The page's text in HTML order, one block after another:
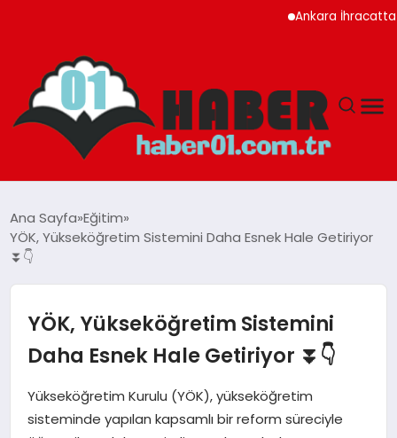
Ankara İhracatta
ADANA
MAGAZIN
EĞITIM
Ana Sayfa Eğitim
YÖK, Yükseköğretim Sistemini Daha Esnek Hale Getiriyor
⏬👇
YÖK, Yükseköğretim Sistemini
Daha Esnek Hale Getiriyor ⏬👇
Yükseköğretim Kurulu (YÖK), yükseköğretim
sisteminde yapılan kapsamlı bir reform süreciyle